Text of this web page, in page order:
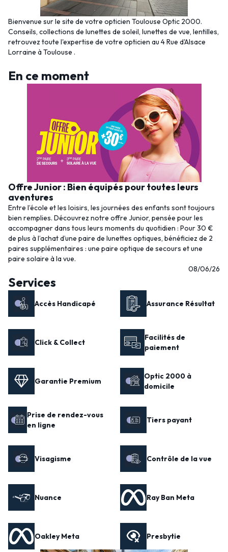
Bienvenue sur le site de votre opticien Toulouse Optic 2000.
Conseils, collections de lunettes de soleil, lunettes de vue, lentilles,
retrouvez toute l'expertise de votre opticien au 4 Rue d'Alsace
Lorraine à Toulouse .
En ce moment
Offre Junior : Bien équipés pour toutes leurs
aventures
Entre l’école et les loisirs, les journées des enfants sont toujours
bien remplies. Découvrez notre offre Junior, pensée pour les
accompagner dans tous leurs moments du quotidien : Pour 30 €
de plus à l’achat d’une paire de lunettes optiques, bénéficiez de 2
paires supplémentaires : une paire optique de secours et une
paire solaire à la vue.
08/06/26
Services
Accès Handicapé Assurance Résultat
Click & Collect
Facilités de
paiement
Garantie Premium
Optic 2000 à
domicile
Prise de rendez-vous
en ligne
Tiers payant
Visagisme Contrôle de la vue
Nuance Ray Ban Meta
Oakley Meta Presbytie